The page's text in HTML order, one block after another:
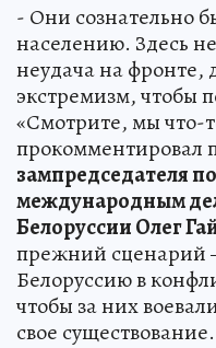
- Они сознательно
населению. Здесь
неудача на фронте,
экстремизм, чтобы
«Смотрите, мы что-
прокомментировал
зампредседателя
международным
Белоруссии Олег
прежний сценарий
Белоруссию в
чтобы за них
свое существование.